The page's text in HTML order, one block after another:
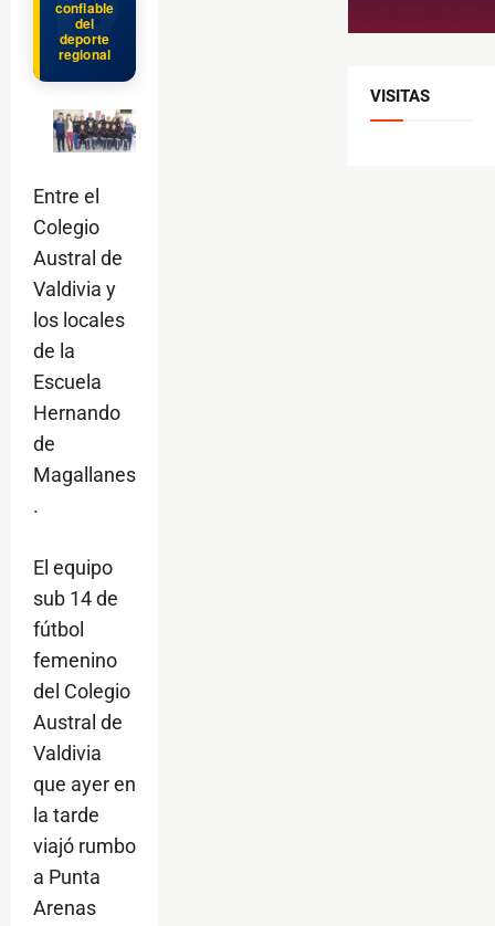
confiable
del
deporte
regional
Entre el
Colegio
Austral de
Valdivia y
los locales
de la
Escuela
Hernando
de
Magallanes
.
El equipo
sub 14 de
fútbol
femenino
del Colegio
Austral de
Valdivia
que ayer en
la tarde
viajó rumbo
a Punta
Arenas
VISITAS